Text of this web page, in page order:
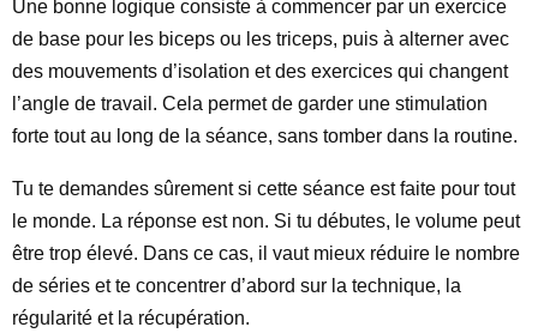
Une bonne logique consiste à commencer par un exercice
de base pour les biceps ou les triceps, puis à alterner avec
des mouvements d’isolation et des exercices qui changent
l’angle de travail. Cela permet de garder une stimulation
forte tout au long de la séance, sans tomber dans la routine.
Tu te demandes sûrement si cette séance est faite pour tout
le monde. La réponse est non. Si tu débutes, le volume peut
être trop élevé. Dans ce cas, il vaut mieux réduire le nombre
de séries et te concentrer d’abord sur la technique, la
régularité et la récupération.